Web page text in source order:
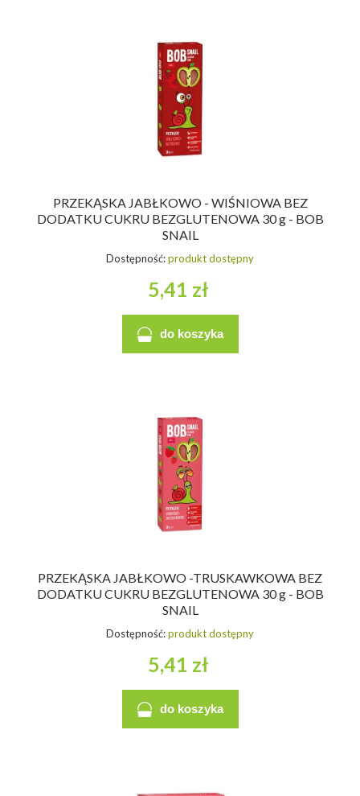
PRZEKĄSKA JABŁKOWO - WIŚNIOWA BEZ
DODATKU CUKRU BEZGLUTENOWA 30 g - BOB
SNAIL
Dostępność:produkt dostępny
5,41 zł
do koszyka
PRZEKĄSKA JABŁKOWO -TRUSKAWKOWA BEZ
DODATKU CUKRU BEZGLUTENOWA 30 g - BOB
SNAIL
Dostępność:produkt dostępny
5,41 zł
do koszyka